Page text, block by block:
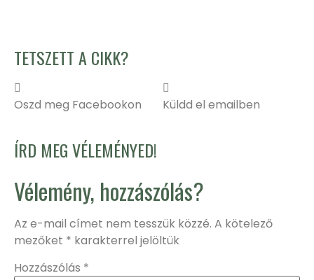
TETSZETT A CIKK?
Oszd meg Facebookon Küldd el emailben
ÍRD MEG VÉLEMÉNYED!
Vélemény, hozzászólás?
Az e-mail címet nem tesszük közzé. A kötelező
mezőket * karakterrel jelöltük
Hozzászólás *